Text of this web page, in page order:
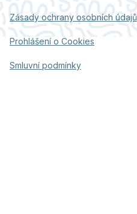
Zásady ochrany osobních údajů
Prohlášení o Cookies
Smluvní podmínky